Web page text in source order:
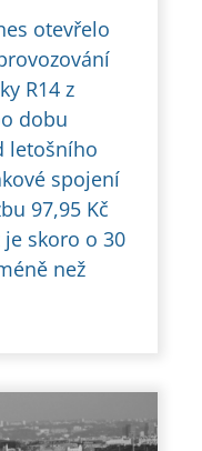
otevřelo
R14 z
dobu
letošního
spojení
97,95 Kč
skoro o 30
než